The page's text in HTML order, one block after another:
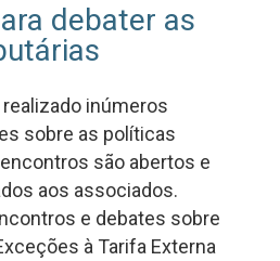
debater as
inúmeros
sobre as políticas
são abertos e
aos associados.
e debates sobre
à Tarifa Externa